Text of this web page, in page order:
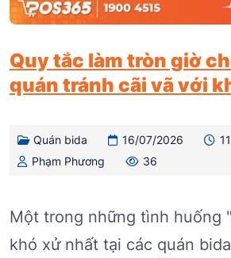
Quy tắc làm tròn giờ
quán tránh cãi vã với
Quán bida 16/07/2026
Phạm Phương
36
Một trong những tình huống
khó xử nhất tại các quán